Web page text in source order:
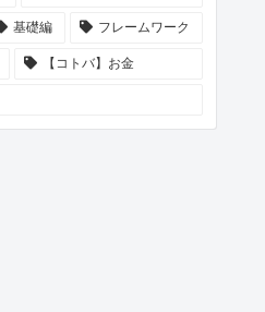
基礎編 フレームワーク
【コトバ】お金